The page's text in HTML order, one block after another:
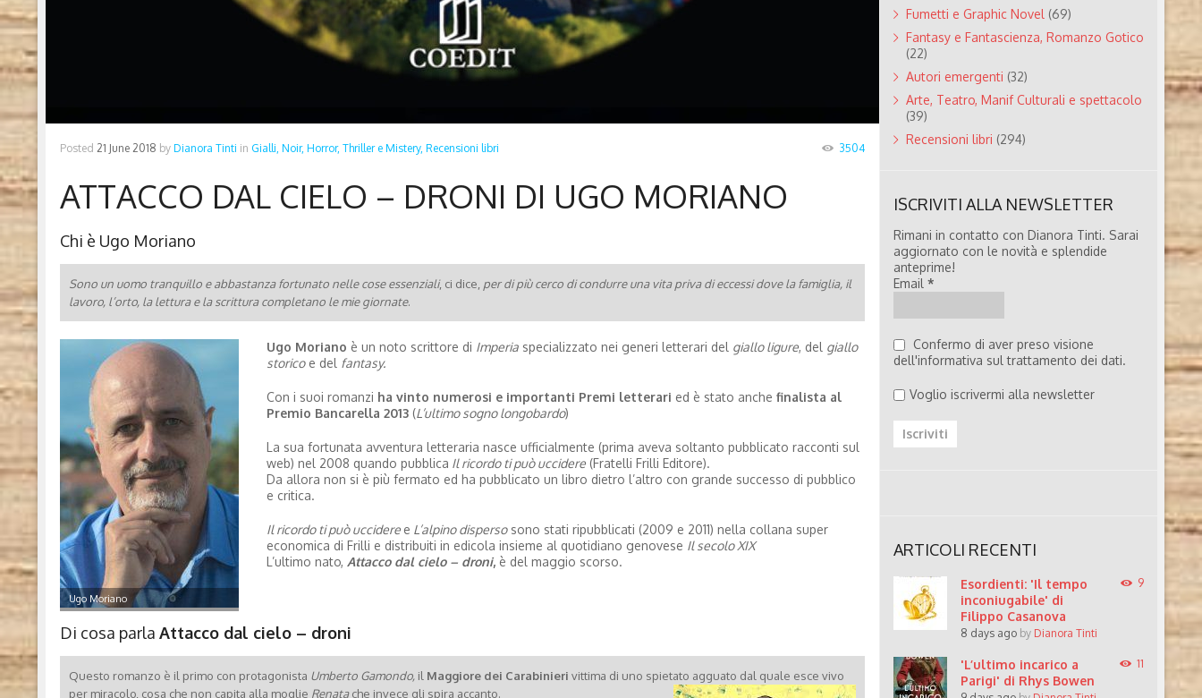
Posted 21 June 2018 by Dianora Tinti in Gialli, Noir, Horror, Thriller e Mistery, Recensioni libri 3504
ATTACCO DAL CIELO – DRONI DI UGO MORIANO
Chi è Ugo Moriano
Sono un uomo tranquillo e abbastanza fortunato nelle cose essenziali, ci dice, per di più cerco di condurre una vita priva di eccessi dove la famiglia, il
lavoro, l’orto, la lettura e la scrittura completano le mie giornate.
Ugo Moriano
Ugo Moriano è un noto scrittore di Imperiaspecializzato nei generi letterari del giallo ligure, del giallo
storicoe del fantasy.
Con i suoi romanzi ha vinto numerosi e importanti Premi letterari ed è stato anche finalista al
Premio Bancarella 2013(L’ultimo sogno longobardo)
La sua fortunata avventura letteraria nasce ufficialmente (prima aveva soltanto pubblicato racconti sul
web) nel 2008 quando pubblica Il ricordo ti può uccidere(Fratelli Frilli Editore).
Da allora non si è più fermato ed ha pubblicato un libro dietro l’altro con grande successo di pubblico
e critica.
Il ricordo ti può uccidere e L’alpino dispersosono stati ripubblicati (2009 e 2011) nella collana super
economica di Frilli e distribuiti in edicola insieme al quotidiano genovese Il secolo XIX
L’ultimo nato, Attacco dal cielo – droni,è del maggio scorso.
Di cosa parla Attacco dal cielo – droni
Questo romanzo è il primo con protagonista Umberto Gamondo,il Maggiore dei Carabinieri vittima di uno spietato agguato dal quale esce vivo
per miracolo, cosa che non capita alla moglie Renatache invece gli spira accanto.
Fumetti e Graphic Novel (69)
Fantasy e Fantascienza, Romanzo Gotico
(22)
Autori emergenti (32)
Arte, Teatro, Manif Culturali e spettacolo
(39)
Recensioni libri (294)
ISCRIVITI ALLA NEWSLETTER
Rimani in contatto con Dianora Tinti. Sarai
aggiornato con le novità e splendide
anteprime!
Email *
Confermo di aver preso visione
dell'informativa sul trattamento dei dati.
Voglio iscrivermi alla newsletter
ARTICOLI RECENTI
Esordienti: 'Il tempo
inconiugabile' di
Filippo Casanova
8 days ago by Dianora Tinti
9
'L’ultimo incarico a
Parigi' di Rhys Bowen
11